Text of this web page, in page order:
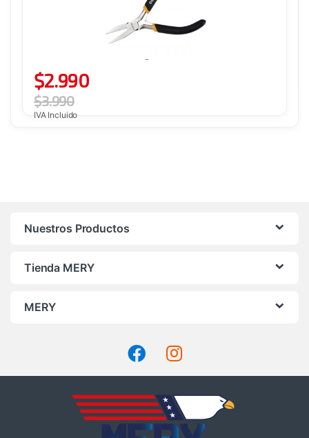
$2.990
$3.990
IVA Incluido
Nuestros Productos
Tienda MERY
MERY